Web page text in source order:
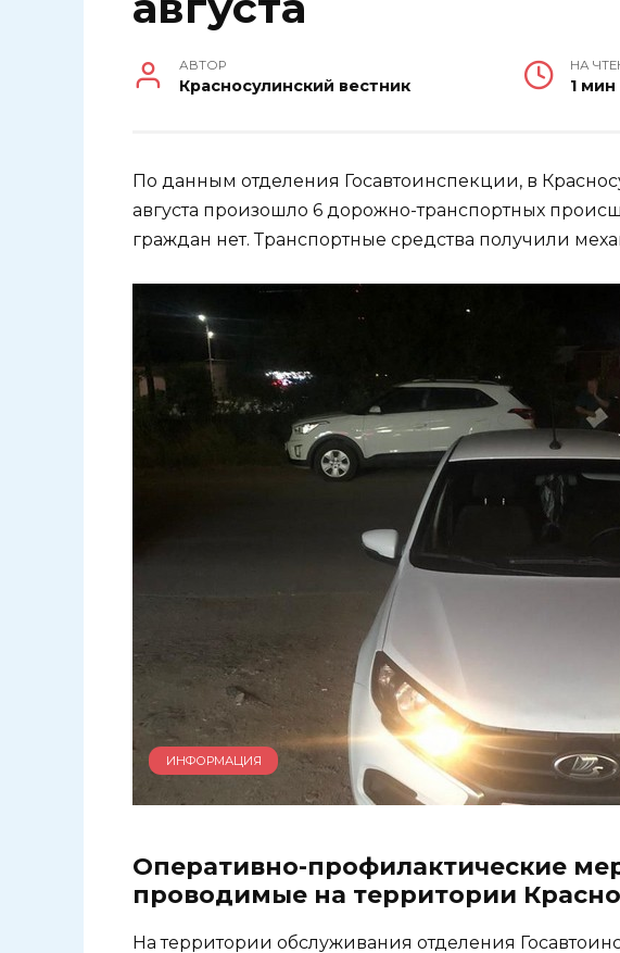
АВТОР
Красносулинский вестник
НА
1 мин
По данным отделения Госавтоинспекции, в
августа произошло 6 дорожно-транспортных
граждан нет. Транспортные средства получили
ИНФОРМАЦИЯ
Оперативно-профилактические
проводимые на территории
На территории обслуживания отделения